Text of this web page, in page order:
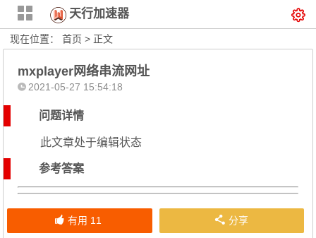
天行加速器
现在位置：首页 > 正文
mxplayer网络串流网址
2021-05-27 15:54:18
问题详情
此文章处于编辑状态
参考答案
有用 11 分享